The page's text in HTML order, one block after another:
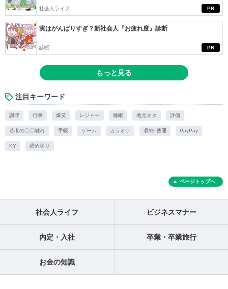
PR
社会人ライフ
PR
実はがんばりすぎ？新社会人『お疲れ度』診断
診断
もっと見る
注目キーワード
謝罪 行事 爆笑 レジャー 睡眠 地元ネタ 評価
若者の〇〇離れ 手帳 ゲーム カラオケ 収納･整理 PayPay
KY 締め切り
ページトップへ
社会人ライフ ビジネスマナー
内定・入社 卒業・卒業旅行
お金の知識